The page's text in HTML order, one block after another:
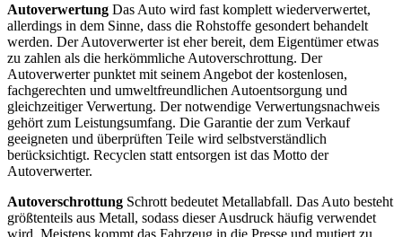
Autoverwertung Das Auto wird fast komplett wiederverwertet,
allerdings in dem Sinne, dass die Rohstoffe gesondert behandelt
werden. Der Autoverwerter ist eher bereit, dem Eigentümer etwas
zu zahlen als die herkömmliche Autoverschrottung. Der
Autoverwerter punktet mit seinem Angebot der kostenlosen,
fachgerechten und umweltfreundlichen Autoentsorgung und
gleichzeitiger Verwertung. Der notwendige Verwertungsnachweis
gehört zum Leistungsumfang. Die Garantie der zum Verkauf
geeigneten und überprüften Teile wird selbstverständlich
berücksichtigt. Recyclen statt entsorgen ist das Motto der
Autoverwerter.
Autoverschrottung Schrott bedeutet Metallabfall. Das Auto besteht
größtenteils aus Metall, sodass dieser Ausdruck häufig verwendet
wird. Meistens kommt das Fahrzeug in die Presse und mutiert zu